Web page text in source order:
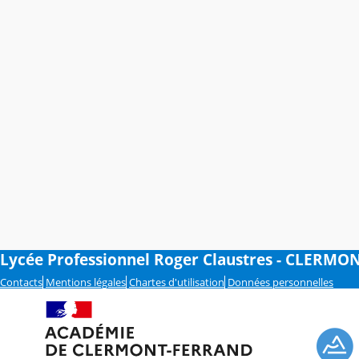
Lycée Professionnel Roger Claustres -
Contacts Mentions légales Chartes d'utilisation Données personnelles